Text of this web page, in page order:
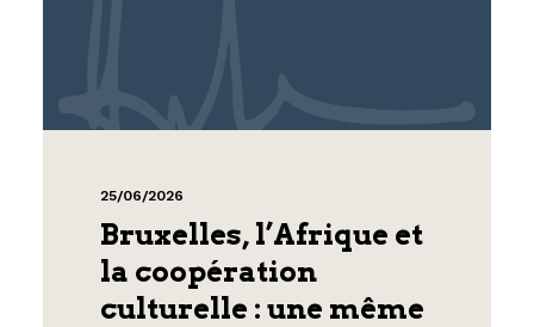
25/06/2026
Bruxelles, l’Afrique et
la coopération
culturelle : une même